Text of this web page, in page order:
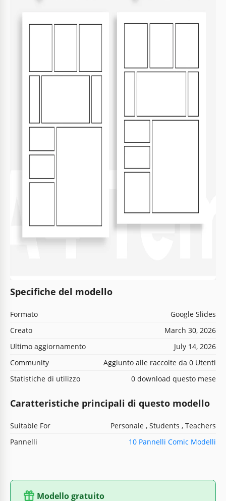
Specifiche del modello
Formato
Google Slides
Creato
March 30, 2026
Ultimo aggiornamento
July 14, 2026
Community
Aggiunto alle raccolte da 0 Utenti
Statistiche di utilizzo
0 download questo mese
Caratteristiche principali di questo modello
Suitable For
Personale , Students , Teachers
Pannelli
10 Pannelli Comic Modelli
Modello gratuito